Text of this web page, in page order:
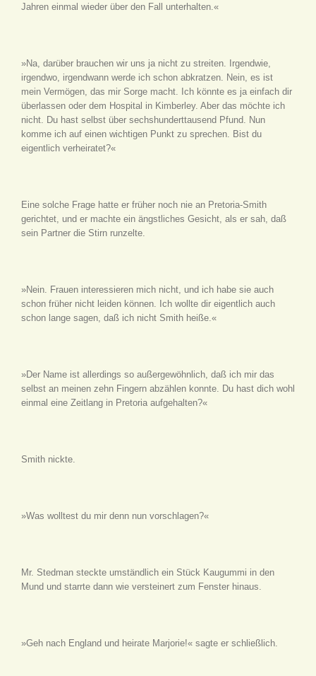
Jahren einmal wieder über den Fall unterhalten.«
»Na, darüber brauchen wir uns ja nicht zu streiten. Irgendwie,
irgendwo, irgendwann werde ich schon abkratzen. Nein, es ist
mein Vermögen, das mir Sorge macht. Ich könnte es ja einfach dir
überlassen oder dem Hospital in Kimberley. Aber das möchte ich
nicht. Du hast selbst über sechshunderttausend Pfund. Nun
komme ich auf einen wichtigen Punkt zu sprechen. Bist du
eigentlich verheiratet?«
Eine solche Frage hatte er früher noch nie an Pretoria-Smith
gerichtet, und er machte ein ängstliches Gesicht, als er sah, daß
sein Partner die Stirn runzelte.
»Nein. Frauen interessieren mich nicht, und ich habe sie auch
schon früher nicht leiden können. Ich wollte dir eigentlich auch
schon lange sagen, daß ich nicht Smith heiße.«
»Der Name ist allerdings so außergewöhnlich, daß ich mir das
selbst an meinen zehn Fingern abzählen konnte. Du hast dich wohl
einmal eine Zeitlang in Pretoria aufgehalten?«
Smith nickte.
»Was wolltest du mir denn nun vorschlagen?«
Mr. Stedman steckte umständlich ein Stück Kaugummi in den
Mund und starrte dann wie versteinert zum Fenster hinaus.
»Geh nach England und heirate Marjorie!« sagte er schließlich.